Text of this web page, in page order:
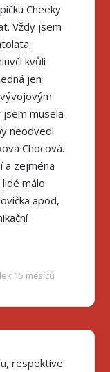
Cheeky
Vždy jsem
kvůli
jen
musela
neodvedl
Chocová.
a zejména
málo
apod,
15 měsíců
respektive